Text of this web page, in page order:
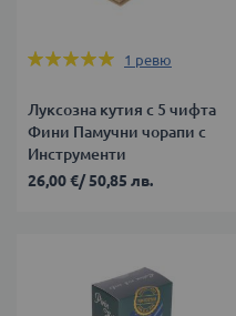
Оценка:
1 ревю
Луксозна кутия с 5 чифта
Фини Памучни чорапи с
Инструменти
26,00 €/50,85 лв.